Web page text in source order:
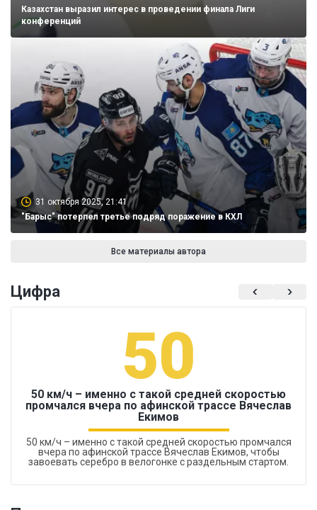
Казахстан выразил интерес в проведении финала Лиги
конференций
31 октября 2025, 21:41
"Барыс" потерпел третье подряд поражение в КХЛ
Все материалы автора
Цифра
50
50 км/ч – именно с такой средней скоростью
промчался вчера по афинской трассе Вячеслав
Екимов
50 км/ч – именно с такой средней скоростью промчался
вчера по афинской трассе Вячеслав Екимов, чтобы
завоевать серебро в велогонке с раздельным стартом.